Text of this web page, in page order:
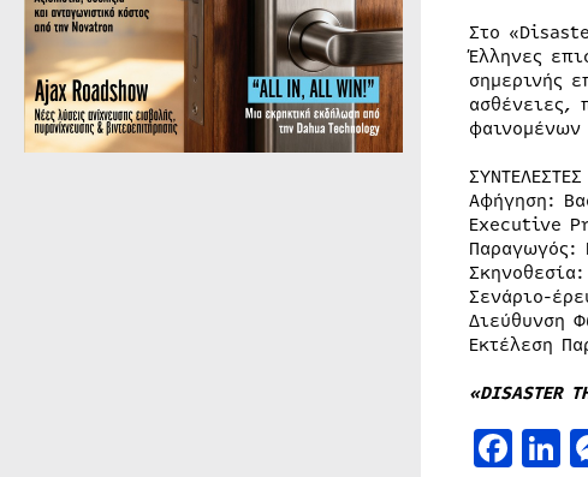
Στο
Έλληνες
σημερινής
ασθένειες,
ΣΥΝΤΕΛΕΣΤΕΣ
Αφήγηση:
Executive
Παραγωγός:
Σενάριο-
Διεύθυνση
Εκτέλεση
«DISASTER